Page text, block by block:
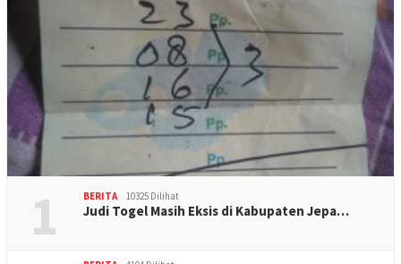
1 BERITA 10325 Dilihat
Judi Togel Masih Eksis di Kabupaten Jepa…